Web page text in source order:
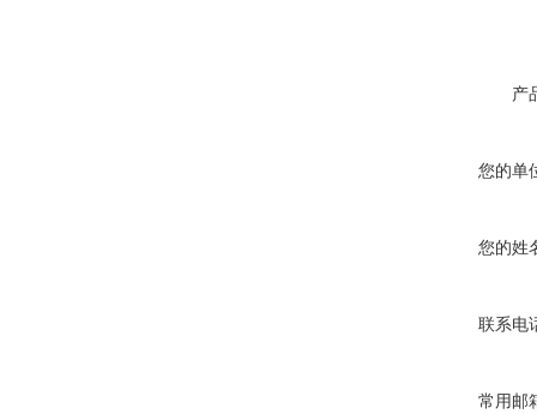
产
您的单
您的姓
联系电
常用邮